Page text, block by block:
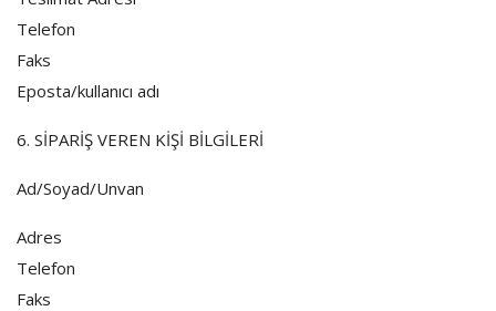
Telefon
Faks
Eposta/kullanıcı adı
6. SİPARİŞ VEREN KİŞİ BİLGİLERİ
Ad/Soyad/Unvan
Adres
Telefon
Faks